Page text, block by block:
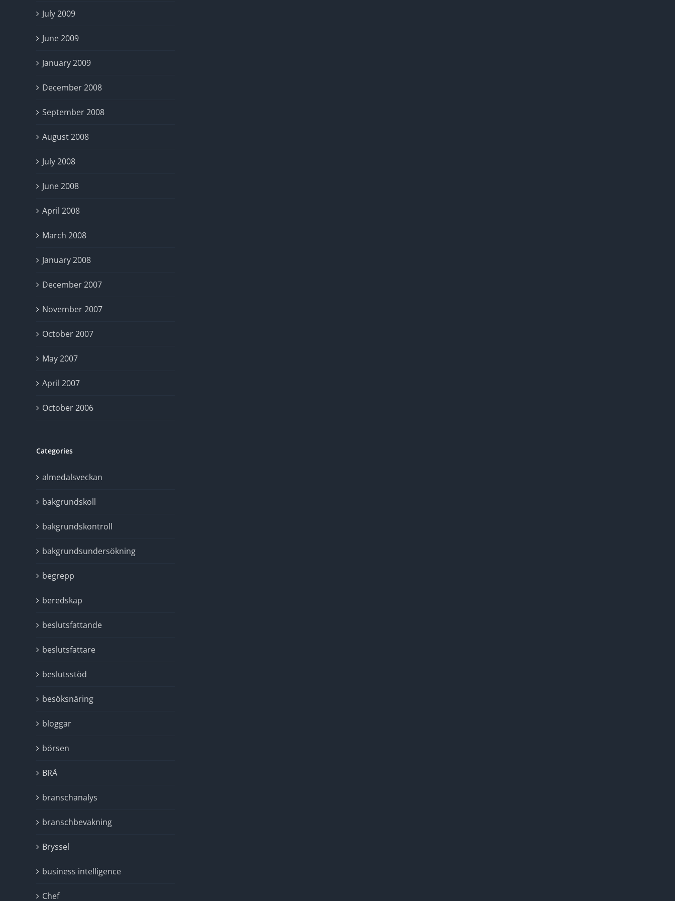
July 2009
June 2009
January 2009
December 2008
September 2008
August 2008
July 2008
June 2008
April 2008
March 2008
January 2008
December 2007
November 2007
October 2007
May 2007
April 2007
October 2006
Categories
almedalsveckan
bakgrundskoll
bakgrundskontroll
bakgrundsundersökning
begrepp
beredskap
beslutsfattande
beslutsfattare
beslutsstöd
besöksnäring
bloggar
börsen
BRÅ
branschanalys
branschbevakning
Bryssel
business intelligence
Chef